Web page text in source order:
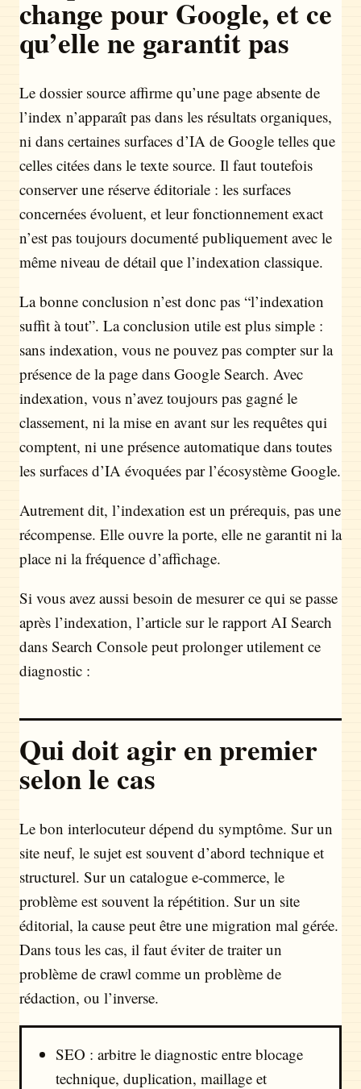
change pour Google, et ce
qu’elle ne garantit pas
Le dossier source affirme qu’une page absente de
l’index n’apparaît pas dans les résultats organiques,
ni dans certaines surfaces d’IA de Google telles que
celles citées dans le texte source. Il faut toutefois
conserver une réserve éditoriale : les surfaces
concernées évoluent, et leur fonctionnement exact
n’est pas toujours documenté publiquement avec le
même niveau de détail que l’indexation classique.
La bonne conclusion n’est donc pas “l’indexation
suffit à tout”. La conclusion utile est plus simple :
sans indexation, vous ne pouvez pas compter sur la
présence de la page dans Google Search. Avec
indexation, vous n’avez toujours pas gagné le
classement, ni la mise en avant sur les requêtes qui
comptent, ni une présence automatique dans toutes
les surfaces d’IA évoquées par l’écosystème Google.
Autrement dit, l’indexation est un prérequis, pas une
récompense. Elle ouvre la porte, elle ne garantit ni la
place ni la fréquence d’affichage.
Si vous avez aussi besoin de mesurer ce qui se passe
après l’indexation, l’article sur le rapport AI Search
dans Search Console peut prolonger utilement ce
diagnostic :
Qui doit agir en premier
selon le cas
Le bon interlocuteur dépend du symptôme. Sur un
site neuf, le sujet est souvent d’abord technique et
structurel. Sur un catalogue e-commerce, le
problème est souvent la répétition. Sur un site
éditorial, la cause peut être une migration mal gérée.
Dans tous les cas, il faut éviter de traiter un
problème de crawl comme un problème de
rédaction, ou l’inverse.
SEO : arbitre le diagnostic entre blocage
technique, duplication, maillage et